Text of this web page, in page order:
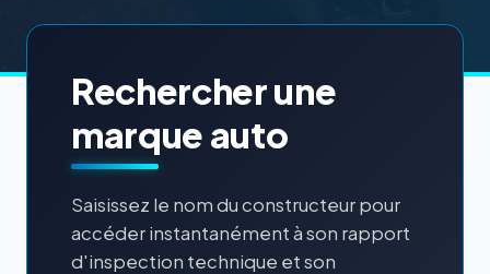
Rechercher une
marque auto
Saisissez le nom du constructeur pour
accéder instantanément à son rapport
d'inspection technique et son